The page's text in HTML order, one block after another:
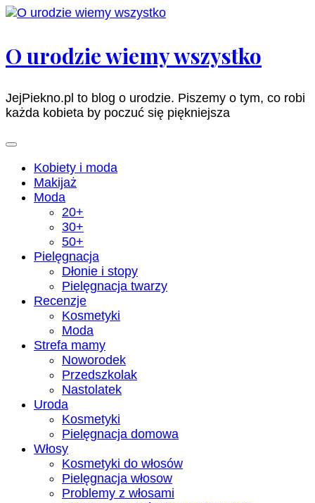
Pomiń
do
zawartości
enter)
O urodzie wiemy wszystko
JejPiekno.pl to blog o urodzie. Piszemy o tym, co robi
każda kobieta by poczuć się piękniejsza
Kobiety i moda
Makijaż
Moda
20+
30+
50+
Pielęgnacja
Dłonie i stopy
Pielęgnacja twarzy
Recenzje
Kosmetyki
Moda
Strefa mamy
Noworodek
Przedszkolak
Nastolatek
Uroda
Kosmetyki
Pielęgnacja domowa
Włosy
Kosmetyki do włosów
Pielęgnacja włosow
Problemy z włosami